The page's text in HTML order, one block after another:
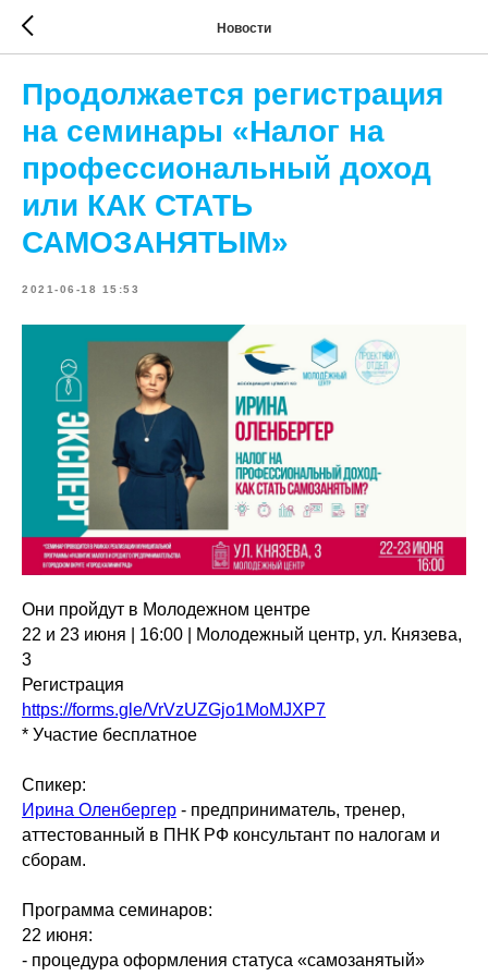
Новости
Продолжается регистрация
на семинары «Налог на
профессиональный доход
или КАК СТАТЬ
САМОЗАНЯТЫМ»
2021-06-18 15:53
Они пройдут в Молодежном центре
22 и 23 июня | 16:00 | Молодежный центр, ул. Князева,
3
Регистрация
https://forms.gle/VrVzUZGjo1MoMJXP7
* Участие бесплатное
Спикер:
Ирина Оленбергер - предприниматель, тренер,
аттестованный в ПНК РФ консультант по налогам и
сборам.
Программа семинаров:
22 июня:
- процедура оформления статуса «самозанятый»